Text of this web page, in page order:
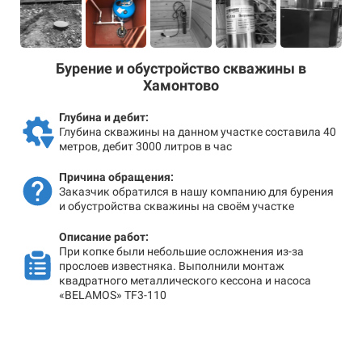
Бурение и обустройство скважины в
Хамонтово
Глубина и дебит:
Глубина скважины на данном участке составила 40
метров, дебит 3000 литров в час
Причина обращения:
Заказчик обратился в нашу компанию для бурения
и обустройства скважины на своём участке
Описание работ:
При копке были небольшие осложнения из-за
прослоев известняка. Выполнили монтаж
квадратного металлического кессона и насоса
«BELAMOS» TF3-110